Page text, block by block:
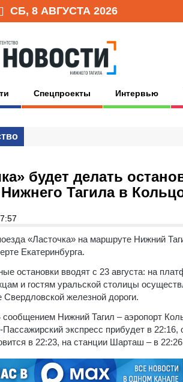
СБ, 8 АВГУСТА 2026
Спецпроекты Интервью
будет делать
Тагила в
«Ласточка» на маршруте Нижний
Екатеринбурга.
остановки вводят с 23 августа: на
и гостям уральской столицы
Свердловской железной дороги.
Нижний Тагил – аэропорт
Пассажирский экспресс прибудет в
в 22:23, на станции Шарташ – в